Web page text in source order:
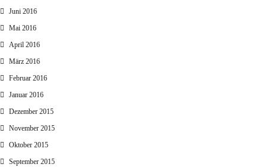
Juni 2016
Mai 2016
April 2016
März 2016
Februar 2016
Januar 2016
Dezember 2015
November 2015
Oktober 2015
September 2015